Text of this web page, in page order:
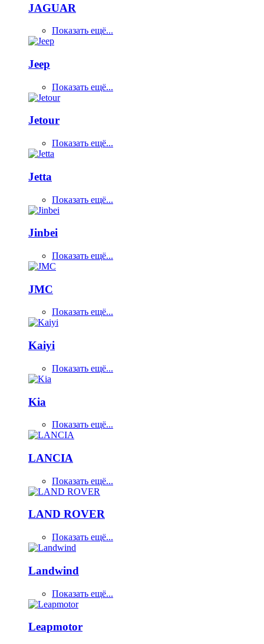
JAGUAR
Показать ещё...
Jeep
Показать ещё...
Jetour
Показать ещё...
Jetta
Показать ещё...
Jinbei
Показать ещё...
JMC
Показать ещё...
Kaiyi
Показать ещё...
Kia
Показать ещё...
LANCIA
Показать ещё...
LAND ROVER
Показать ещё...
Landwind
Показать ещё...
Leapmotor